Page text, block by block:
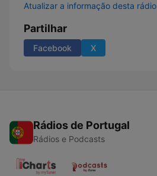
Atualizar a informação desta rádio
Partilhar
Facebook X
Rádios de Portugal
Rádios e Podcasts